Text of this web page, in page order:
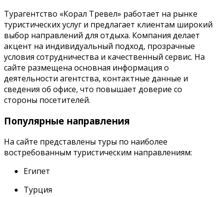
Турагентство «Корал Тревел» работает на рынке
туристических услуг и предлагает клиентам широкий
выбор направлений для отдыха. Компания делает
акцент на индивидуальный подход, прозрачные
условия сотрудничества и качественный сервис. На
сайте размещена основная информация о
деятельности агентства, контактные данные и
сведения об офисе, что повышает доверие со
стороны посетителей.
Популярные направления
На сайте представлены туры по наиболее
востребованным туристическим направлениям:
Египет
Турция